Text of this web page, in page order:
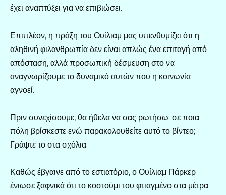
έχει αναπτύξει για να επιβιώσει.
Επιπλέον, η πράξη του Ουίλιαμ μας υπενθυμίζει ότι η
αληθινή φιλανθρωπία δεν είναι απλώς ένα επιταγή από
απόσταση, αλλά προσωπική δέσμευση στο να
αναγνωρίζουμε το δυναμικό αυτών που η κοινωνία
αγνοεί.
Πριν συνεχίσουμε, θα ήθελα να σας ρωτήσω: σε ποια
πόλη βρίσκεστε ενώ παρακολουθείτε αυτό το βίντεο;
Γράψτε το στα σχόλια.
Καθώς έβγαινε από το εστιατόριο, ο Ουίλιαμ Πάρκερ
ένιωσε ξαφνικά ότι το κοστούμι του φτιαγμένο στα μέτρα